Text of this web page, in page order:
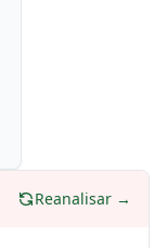
Reanalisar →